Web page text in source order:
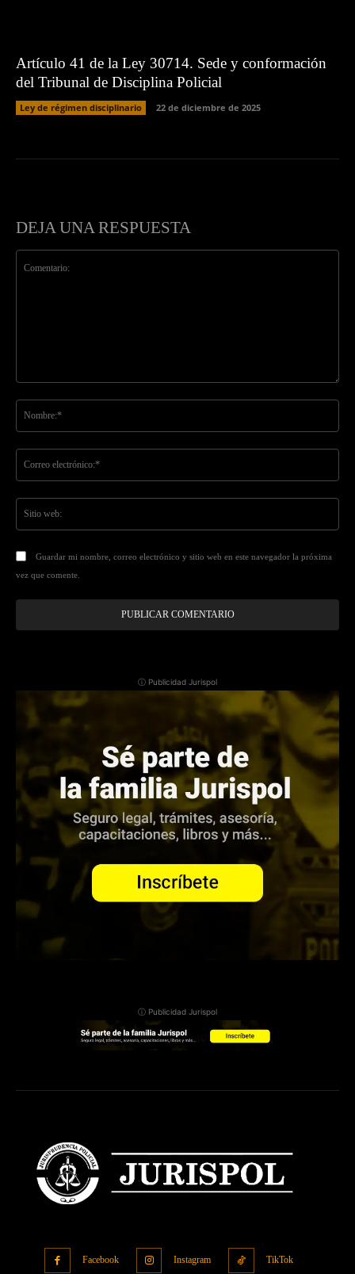
Artículo 41 de la Ley 30714. Sede y conformación
del Tribunal de Disciplina Policial
Ley de régimen disciplinario 22 de diciembre de 2025
DEJA UNA RESPUESTA
Guardar mi nombre, correo electrónico y sitio web en este navegador la próxima
vez que comente.
ⓘ Publicidad Jurispol
ⓘ Publicidad Jurispol
Facebook Instagram TikTok